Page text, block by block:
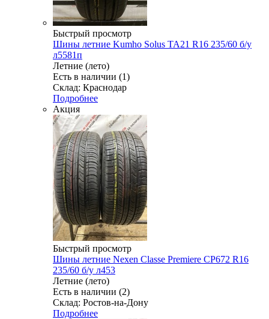
Быстрый просмотр
Шины летние Kumho Solus TA21 R16 235/60 б/у
л5581п
Летние (лето)
Есть в наличии (1)
Склад: Краснодар
Подробнее
Акция
Быстрый просмотр
Шины летние Nexen Classe Premiere CP672 R16
235/60 б/у л453
Летние (лето)
Есть в наличии (2)
Склад: Ростов-на-Дону
Подробнее